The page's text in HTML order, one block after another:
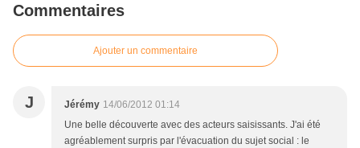
Commentaires
Ajouter un commentaire
J Jérémy 14/06/2012 01:14
Une belle découverte avec des acteurs saisissants. J'ai été
agréablement surpris par l'évacuation du sujet social : le